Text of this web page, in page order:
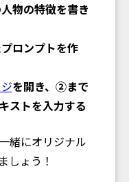
物の特徴を書き
ロンプトを作
を開き、②まで
ストを入力する
緒にオリジナル
しょう！